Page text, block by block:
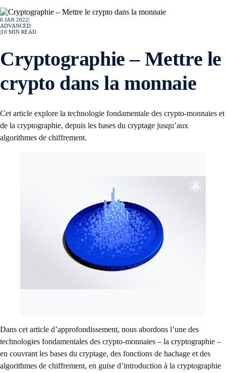
6 JAN 2022
ADVANCED
10 MIN READ
Cryptographie – Mettre le
crypto dans la monnaie
Cet article explore la technologie fondamentale des crypto-monnaies et
de la cryptographie, depuis les bases du cryptage jusqu’aux
algorithmes de chiffrement.
Dans cet article d’approfondissement, nous abordons l’une des
technologies fondamentales des crypto-monnaies – la cryptographie –
en couvrant les bases du cryptage, des fonctions de hachage et des
algorithmes de chiffrement, en guise d’introduction à la cryptographie